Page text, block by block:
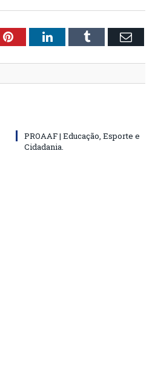
PinterestLinkedInTumblr Email
PROAAF | Educação, Esporte e
Cidadania.